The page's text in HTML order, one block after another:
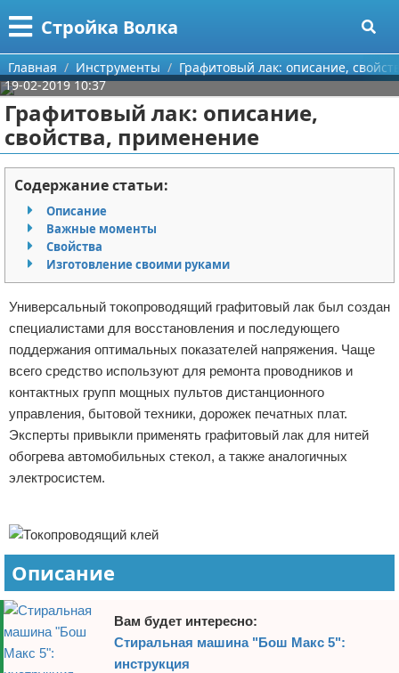
Стройка Волка
Меню
Главная
Категории
Строительство
Мебель
Интерьер и дизайн
Дизайн дачи
Дизайн квартиры
Кухня
Посуда
Ремонт
Ремонт дачи
Ремонт квартиры
Инструменты
Ванная
Домашний быт
Коммунальные услуги
Безопасность
Стройматериалы
Разное
Поиск
О проекте
Контакты
Сотрудничество
Размещение рекламы
Для правообладателей
Условия предоставления информации
Отказ от ответственности
Главная Инструменты
Графитовый лак: описание,
19-02-2019 10:37
Графитовый лак: описание,
свойства, применение
Содержание статьи:
Описание
Важные моменты
Свойства
Изготовление своими руками
Универсальный токопроводящий графитовый лак был создан
специалистами для восстановления и последующего
поддержания оптимальных показателей напряжения. Чаще
всего средство используют для ремонта проводников и
контактных групп мощных пультов дистанционного
управления, бытовой техники, дорожек печатных плат.
Эксперты привыкли применять графитовый лак для нитей
обогрева автомобильных стекол, а также аналогичных
электросистем.
Описание
Вам будет интересно:
Стиральная машина "Бош Макс 5":
инструкция